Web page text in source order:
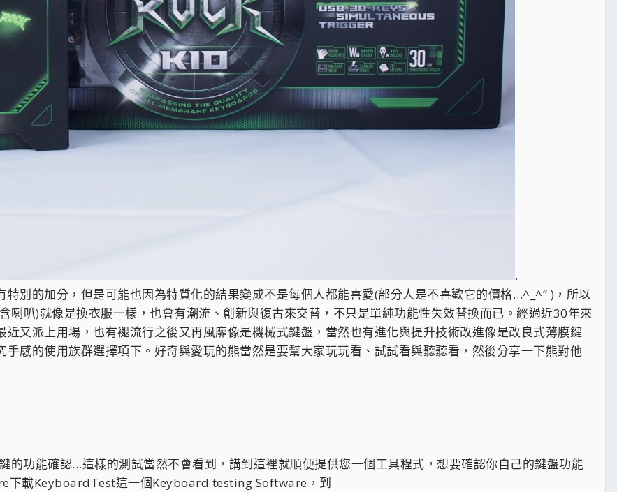
.
特別的加分，但是可能也因為特質化的結果變成不是每個人都能喜愛(部分人是不喜歡它的價格…^_^” )，所以
喇叭)就像是換衣服一樣，也會有潮流、創新與復古來交替，不只是單純功能性失效替換而已。經過近30年來
近又派上用場，也有褪流行之後又再風靡像是機械式鍵盤，當然也有進化與提升技術改進像是改良式薄膜鍵
感的使用族群選擇項下。好奇與愛玩的熊當然是要幫大家玩玩看、試試看與聽聽看，然後分享一下熊對他
的功能確認…這樣的測試當然不會看到，講到這裡就順便提供您一個工具程式，想要確認你自己的鍵盤功能
下載KeyboardTest這一個Keyboard testing Software，到